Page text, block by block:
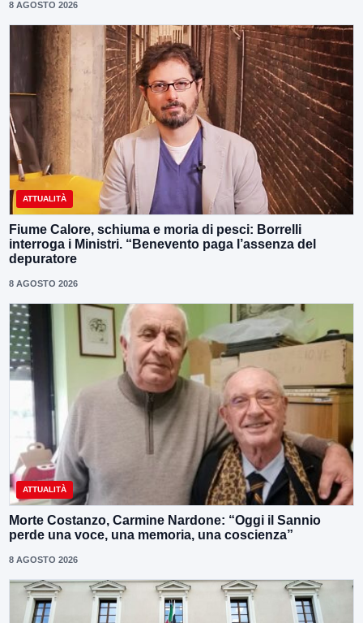
8 AGOSTO 2026
ATTUALITÀ
Fiume Calore, schiuma e moria di pesci: Borrelli
interroga i Ministri. “Benevento paga l’assenza del
depuratore
8 AGOSTO 2026
ATTUALITÀ
Morte Costanzo, Carmine Nardone: “Oggi il Sannio
perde una voce, una memoria, una coscienza”
8 AGOSTO 2026